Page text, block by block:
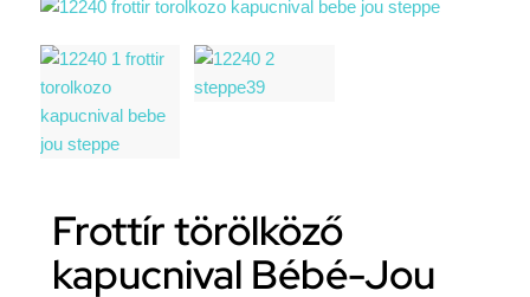
Frottír törölköző
kapucnival Bébé-Jou